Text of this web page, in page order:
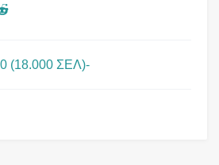
(18.000 ΣΕΛ)-